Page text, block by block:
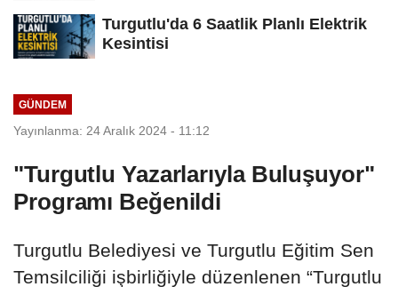
Turgutlu'da 6 Saatlik Planlı Elektrik
Kesintisi
GÜNDEM
Yayınlanma: 24 Aralık 2024 - 11:12
"Turgutlu Yazarlarıyla Buluşuyor"
Programı Beğenildi
Turgutlu Belediyesi ve Turgutlu Eğitim Sen
Temsilciliği işbirliğiyle düzenlenen “Turgutlu